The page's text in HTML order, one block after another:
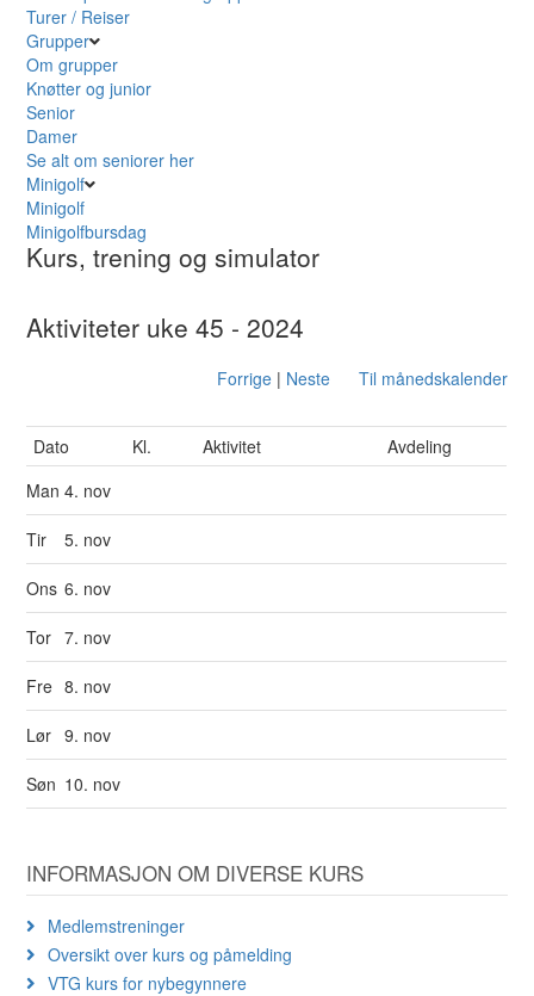
Turer / Reiser
Grupper
Om grupper
Knøtter og junior
Senior
Damer
Se alt om seniorer her
Minigolf
Minigolf
Minigolfbursdag
Kurs, trening og simulator
Aktiviteter uke 45 - 2024
Forrige| Neste Til månedskalender
Dato Kl. Aktivitet
Avdeling
Man4. nov
Tir 5. nov
Ons 6. nov
Tor 7. nov
Fre 8. nov
Lør 9. nov
Søn 10. nov
INFORMASJON OM DIVERSE KURS
Medlemstreninger
Oversikt over kurs og påmelding
VTG kurs for nybegynnere